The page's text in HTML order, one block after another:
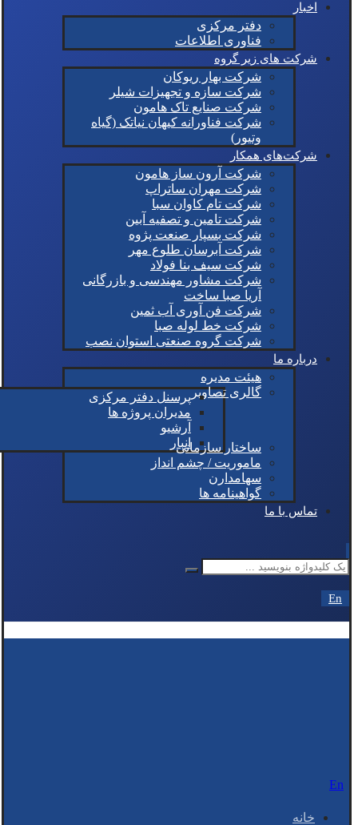
اخبار
دفتر مرکزی
فناوری اطلاعات
شرکت های زیر گروه
شرکت بهار ریوکان
شرکت سازه و تجهیزات شیلر
شرکت صنایع تاک هامون
شرکت فناورانه کیهان نیاتک (گیاه
وتیور)
شرکت‌های همکار
شرکت آرون ساز هامون
شرکت مهران ساتراپ
شرکت تام کاوان سبا
شرکت تامین و تصفیه آبین
شرکت بسپار صنعت پژوه
شرکت آبرسان طلوع مهر
شرکت سیف بنا فولاد
شرکت مشاور مهندسی و بازرگانی
آریا صبا ساخت
شرکت فن آوری آب ثمین
شرکت خط لوله صبا
شرکت گروه صنعتی استوان نصب
درباره ما
هیئت مدیره
گالری تصاویرپرسنل دفتر مرکزی
مدیران پروژه ها
آرشیو
انبار
ساختار سازمانی
ماموریت / چشم انداز
سهامدارن
گواهینامه ها
تماس با ما
En
En
خانه